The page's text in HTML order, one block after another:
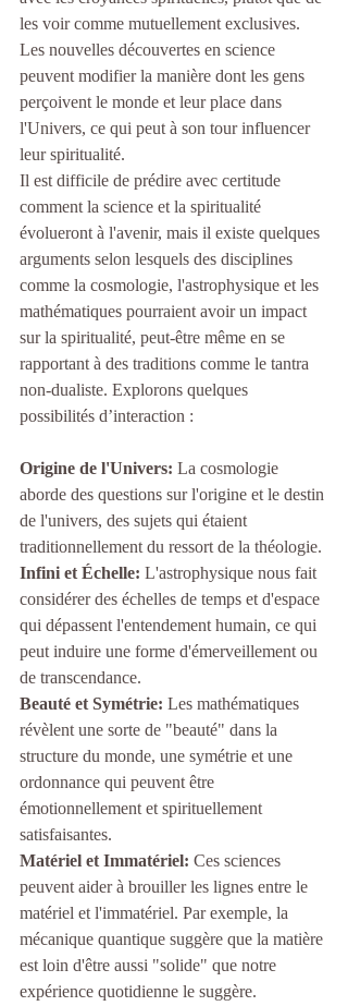
les voir comme mutuellement exclusives.
Les nouvelles découvertes en science
peuvent modifier la manière dont les gens
perçoivent le monde et leur place dans
l'Univers, ce qui peut à son tour influencer
leur spiritualité.
Il est difficile de prédire avec certitude
comment la science et la spiritualité
évolueront à l'avenir, mais il existe quelques
arguments selon lesquels des disciplines
comme la cosmologie, l'astrophysique et les
mathématiques pourraient avoir un impact
sur la spiritualité, peut-être même en se
rapportant à des traditions comme le tantra
non-dualiste. Explorons quelques
possibilités d’interaction :
Origine de l'Univers: La cosmologie
aborde des questions sur l'origine et le destin
de l'univers, des sujets qui étaient
traditionnellement du ressort de la théologie.
Infini et Échelle: L'astrophysique nous fait
considérer des échelles de temps et d'espace
qui dépassent l'entendement humain, ce qui
peut induire une forme d'émerveillement ou
de transcendance.
Beauté et Symétrie: Les mathématiques
révèlent une sorte de "beauté" dans la
structure du monde, une symétrie et une
ordonnance qui peuvent être
émotionnellement et spirituellement
satisfaisantes.
Matériel et Immatériel: Ces sciences
peuvent aider à brouiller les lignes entre le
matériel et l'immatériel. Par exemple, la
mécanique quantique suggère que la matière
est loin d'être aussi "solide" que notre
expérience quotidienne le suggère.